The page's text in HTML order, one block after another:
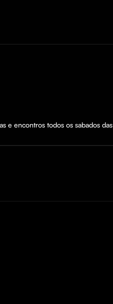
e encontros todos os sabados